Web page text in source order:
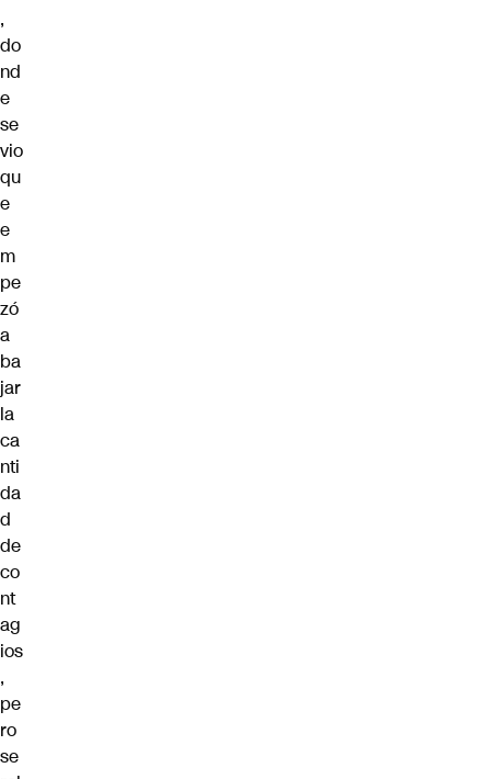
,
do
nd
e
se
vio
qu
e
e
m
pe
zó
a
ba
jar
la
ca
nti
da
d
de
co
nt
ag
ios
,
pe
ro
se